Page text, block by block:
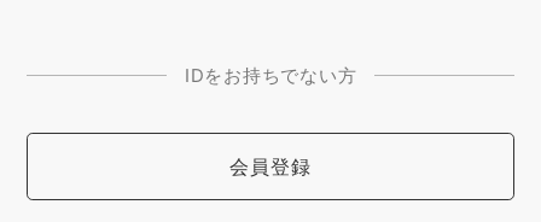
IDをお持ちでない方
会員登録